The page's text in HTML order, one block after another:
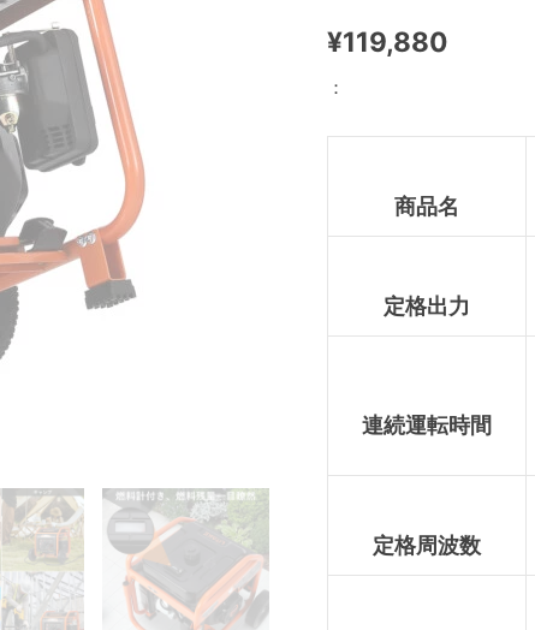
¥119,880
：
商品名
定格出力
連続運転時間
定格周波数